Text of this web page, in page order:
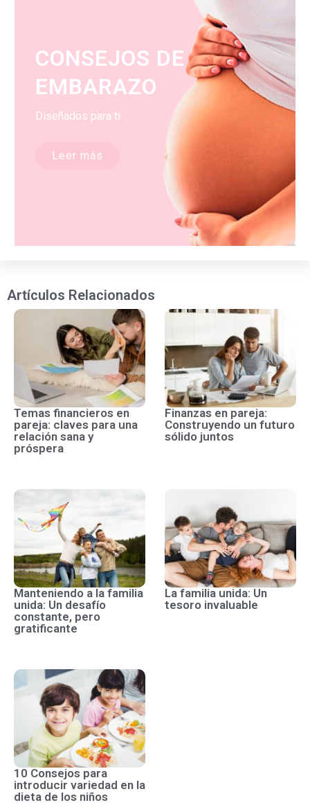
CONSEJOS DE
EMBARAZO
Diseñados para ti
Leer más
Artículos Relacionados
Temas financieros en
pareja: claves para una
relación sana y
próspera
Finanzas en pareja:
Construyendo un futuro
sólido juntos
Manteniendo a la familia
unida: Un desafío
constante, pero
gratificante
La familia unida: Un
tesoro invaluable
10 Consejos para
introducir variedad en la
dieta de los niños